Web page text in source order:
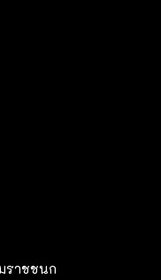
ราชชนก